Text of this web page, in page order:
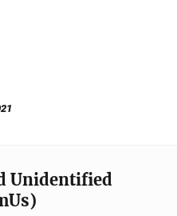
Unidentified